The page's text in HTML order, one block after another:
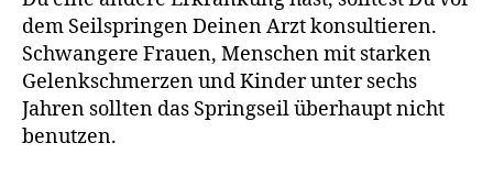
dem Seilspringen Deinen Arzt konsultieren.
Schwangere Frauen, Menschen mit starken
Gelenkschmerzen und Kinder unter sechs
Jahren sollten das Springseil überhaupt nicht
benutzen.